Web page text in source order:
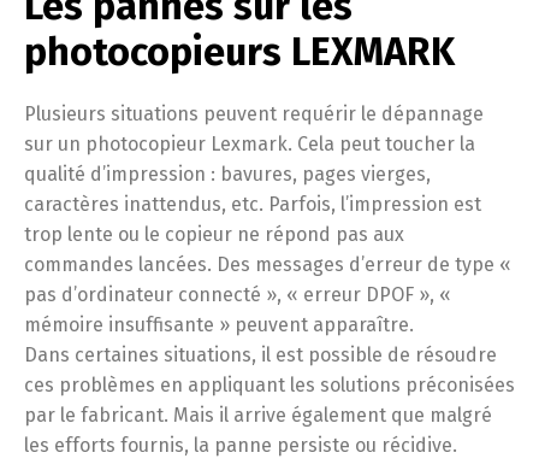
photocopieurs LEXMARK
Plusieurs situations peuvent requérir le dépannage
sur un photocopieur Lexmark. Cela peut toucher la
qualité d’impression : bavures, pages vierges,
caractères inattendus, etc. Parfois, l’impression est
trop lente ou le copieur ne répond pas aux
commandes lancées. Des messages d’erreur de type «
pas d’ordinateur connecté », « erreur DPOF », «
mémoire insuffisante » peuvent apparaître.
Dans certaines situations, il est possible de résoudre
ces problèmes en appliquant les solutions préconisées
par le fabricant. Mais il arrive également que malgré
les efforts fournis, la panne persiste ou récidive.